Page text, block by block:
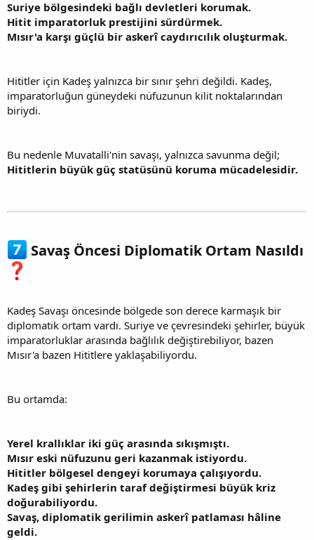
Suriye bölgesindeki bağlı devletleri korumak.
Hitit imparatorluk prestijini sürdürmek.
Mısır'a karşı güçlü bir askerî caydırıcılık oluşturmak.
Hititler için Kadeş yalnızca bir sınır şehri değildi. Kadeş,
imparatorluğun güneydeki nüfuzunun kilit noktalarından
biriydi.
Bu nedenle Muvatalli'nin savaşı, yalnızca savunma değil;
Hititlerin büyük güç statüsünü koruma mücadelesidir.
Savaş Öncesi Diplomatik Ortam Nasıldı
Kadeş Savaşı öncesinde bölgede son derece karmaşık bir
diplomatik ortam vardı. Suriye ve çevresindeki şehirler, büyük
imparatorluklar arasında bağlılık değiştirebiliyor, bazen
Mısır'a bazen Hititlere yaklaşabiliyordu.
Bu ortamda:
Yerel krallıklar iki güç arasında sıkışmıştı.
Mısır eski nüfuzunu geri kazanmak istiyordu.
Hititler bölgesel dengeyi korumaya çalışıyordu.
Kadeş gibi şehirlerin taraf değiştirmesi büyük kriz
doğurabiliyordu.
Savaş, diplomatik gerilimin askerî patlaması hâline
geldi.